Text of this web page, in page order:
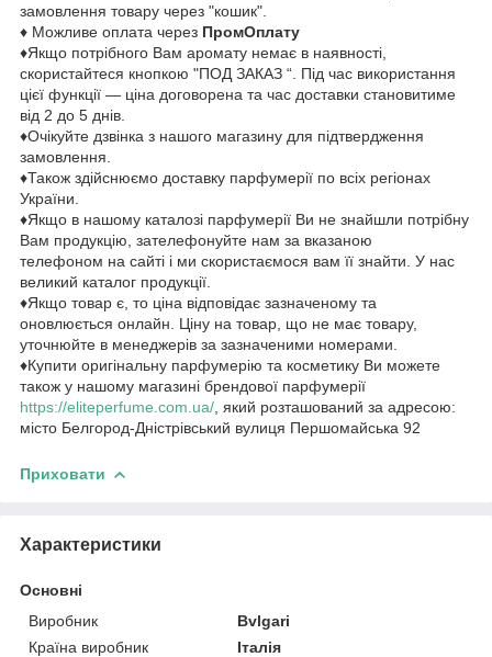
замовлення товару через "кошик".
♦ Можливе оплата через ПромОплату
♦Якщо потрібного Вам аромату немає в наявності,
скористайтеся кнопкою "ПОД ЗАКАЗ “. Під час використання
цієї функції — ціна договорена та час доставки становитиме
від 2 до 5 днів.
♦Очікуйте дзвінка з нашого магазину для підтвердження
замовлення.
♦Також здійснюємо доставку парфумерії по всіх регіонах
України.
♦Якщо в нашому каталозі парфумерії Ви не знайшли потрібну
Вам продукцію, зателефонуйте нам за вказаною
телефоном на сайті і ми скористаємося вам її знайти. У нас
великий каталог продукції.
♦Якщо товар є, то ціна відповідає зазначеному та
оновлюється онлайн. Ціну на товар, що не має товару,
уточнюйте в менеджерів за зазначеними номерами.
♦Купити оригінальну парфумерію та косметику Ви можете
також у нашому магазині брендової парфумерії
https://eliteperfume.com.ua/ , який розташований за адресою:
місто Белгород-Дністрівський вулиця Першомайська 92
Приховати
Характеристики
Основні
Виробник
Bvlgari
Країна виробник
Італія